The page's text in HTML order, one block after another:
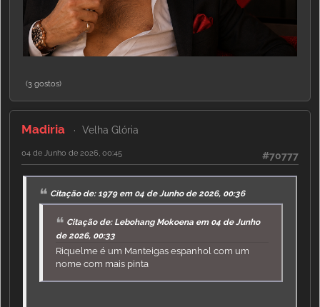
(3 gostos)
Madiria Velha Glória
#70777
04 de Junho de 2026, 00:45
Citação de: 1979 em 04 de Junho de 2026, 00:36
Citação de: Lebohang Mokoena em 04 de Junho
de 2026, 00:33
Riquelme é um Manteigas espanhol com um
nome com mais pinta